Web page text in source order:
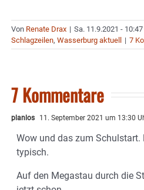
Von Renate Drax | Sa. 11.9.2021 - 10:47
Schlagzeilen, Wasserburg aktuell | 7
7 Kommentare
planlos 11. September 2021 um 13:30
Wow und das zum
typisch.
Auf den Megastau durch die